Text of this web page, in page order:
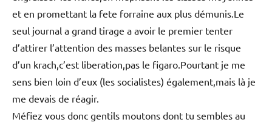
et en promettant la fete forraine aux plus démunis.Le
seul journal a grand tirage a avoir le premier tenter
d’attirer l’attention des masses belantes sur le risque
d’un krach,c’est liberation,pas le figaro.Pourtant je me
sens bien loin d’eux (les socialistes) également,mais là je
me devais de réagir.
Méfiez vous donc gentils moutons dont tu sembles au